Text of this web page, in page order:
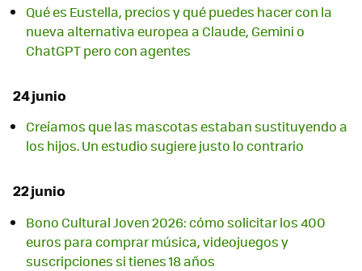
Qué es Eustella, precios y qué puedes hacer con la
nueva alternativa europea a Claude, Gemini o
ChatGPT pero con agentes
24 junio
Creíamos que las mascotas estaban sustituyendo a
los hijos. Un estudio sugiere justo lo contrario
22 junio
Bono Cultural Joven 2026: cómo solicitar los 400
euros para comprar música, videojuegos y
suscripciones si tienes 18 años